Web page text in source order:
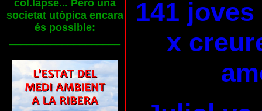
col.lapse... Però una
societat utòpica encara
és possible:
141
x